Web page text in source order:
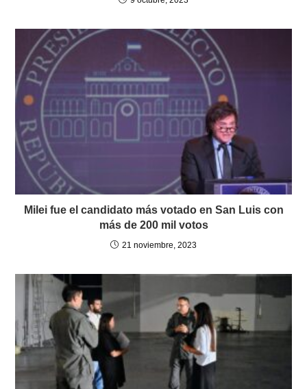
Milei fue el candidato más votado en San Luis con
más de 200 mil votos
21 noviembre, 2023